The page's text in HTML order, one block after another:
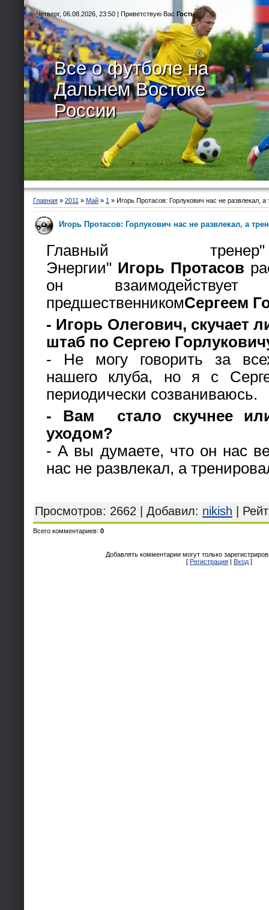
Четверг, 06.08.2026, 23:50 | Приветствую Вас Гость
Все о футболе на
Дальнем Востоке
России
Главная » 2011 » Май » 1 » Игорь Протасов: Горлукович нас не развлекал, а
Игорь Протасов: Горлукович нас не развлекал, а
Главный
Энергии" Игорь Протасов
он
предшественникомСергеем
- Игорь Олегович, скучает
штаб по Сергею
- Не могу говорить за
нашего клуба, но я с
периодически созваниваюсь.
- Вам стало скучнее
уходом?
- А вы думаете, что он нас
нас не развлекал, а
Просмотров: 2662 | Добавил: nikish |
Всего комментариев: 0
Добавлять комментарии могут только
[ Регистрация | Вход ]